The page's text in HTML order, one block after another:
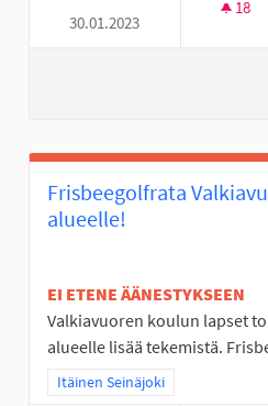
30.01.2023
18
Frisbeegolfrata
alueelle!
EI ETENE ÄÄNESTYKSEEN
Valkiavuoren koulun lapset
alueelle lisää tekemistä.
Rajaa tulokset teeman mukaan:
Itäinen Seinäjoki